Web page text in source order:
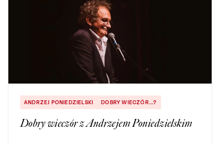
ANDRZEJ PONIEDZIELSKI DOBRY WIECZÓR...?
Dobry wieczór z Andrzejem Poniedzielskim